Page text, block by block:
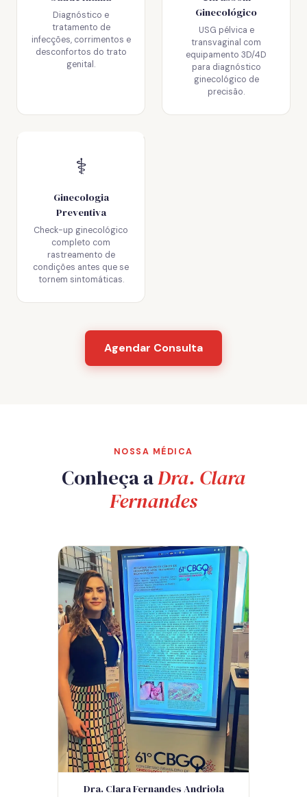
Diagnóstico e
tratamento de
infecções, corrimentos e
desconfortos do trato
genital.
Ginecológico
USG pélvica e
transvaginal com
equipamento 3D/4D
para diagnóstico
ginecológico de
precisão.
⚕️
Ginecologia
Preventiva
Check-up ginecológico
completo com
rastreamento de
condições antes que se
tornem sintomáticas.
Agendar Consulta
NOSSA MÉDICA
Conheça aDra. Clara
Fernandes
Dra. Clara Fernandes Andriola